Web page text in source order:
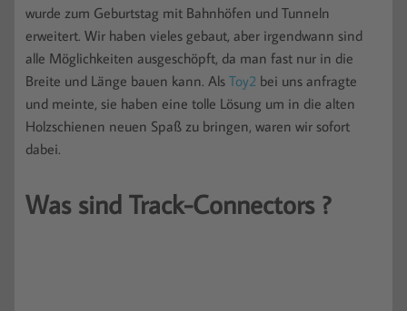
wurde zum Geburtstag mit Bahnhöfen und Tunneln
erweitert. Wir haben vieles gebaut, aber irgendwann sind
alle Möglichkeiten ausgeschöpft, da man fast nur in die
Breite und Länge bauen kann. Als Toy2 bei uns anfragte
und meinte, sie haben eine tolle Lösung um in die alten
Holzschienen neuen Spaß zu bringen, waren wir sofort
dabei.
Was sind Track-Connectors ?